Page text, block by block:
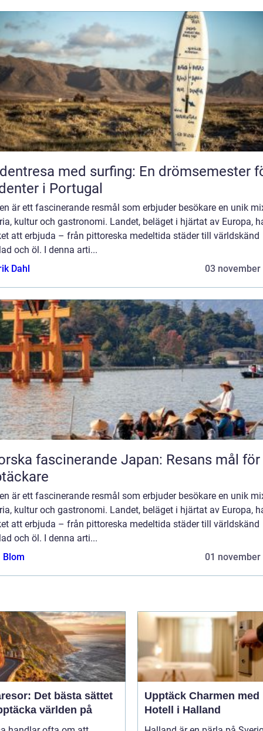
med surfing: En drömsemester
i Portugal
är ett fascinerande resmål som erbjuder besökare en unik
kultur och gastronomi. Landet, beläget i hjärtat av Europa,
att erbjuda – från pittoreska medeltida städer till världskänd
och öl. I denna arti...
Dahl
03 november
fascinerande Japan: Resans mål för
är ett fascinerande resmål som erbjuder besökare en unik
kultur och gastronomi. Landet, beläget i hjärtat av Europa,
att erbjuda – från pittoreska medeltida städer till världskänd
och öl. I denna arti...
Blom
01 november
Det bästa sättet
världen på
Upptäck Charmen med
Hotell i Halland